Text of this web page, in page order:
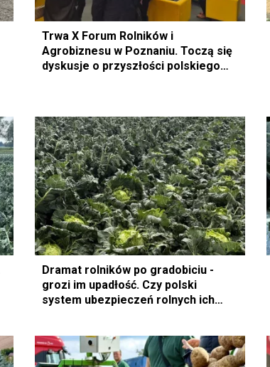
Trwa X Forum Rolników i
Agrobiznesu w Poznaniu. Toczą się
dyskusje o przyszłości polskiego
Dramat rolników po gradobiciu -
grozi im upadłość. Czy polski
system ubezpieczeń rolnych ich